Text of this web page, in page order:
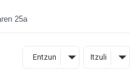
25a
Entzun Itzuli